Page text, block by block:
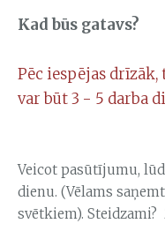
Kad būs gatavs?
Pēc iespējas
var būt 3 - 5 darba
Veicot pasūtījumu,
dienu. (Vēlams
svētkiem). Steidzami?